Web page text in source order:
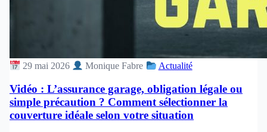
29 mai 2026 Monique Fabre Actualité
Vidéo : L’assurance garage, obligation légale ou
simple précaution ? Comment sélectionner la
couverture idéale selon votre situation